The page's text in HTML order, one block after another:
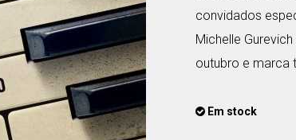
convidados
Michelle
outubro e marca
Em stock